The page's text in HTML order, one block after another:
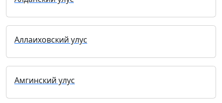
Аллаиховский улус
Амгинский улус